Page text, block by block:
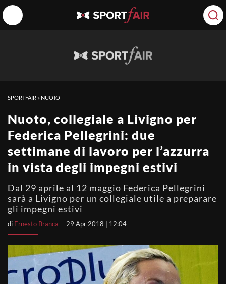
SPORTFAIR » NUOTO
Nuoto, collegiale a Livigno per
Federica Pellegrini: due
settimane di lavoro per l’azzurra
in vista degli impegni estivi
Dal 29 aprile al 12 maggio Federica Pellegrini
sarà a Livigno per un collegiale utile a preparare
gli impegni estivi
di Ernesto Branca 29 Apr 2018 | 12:04